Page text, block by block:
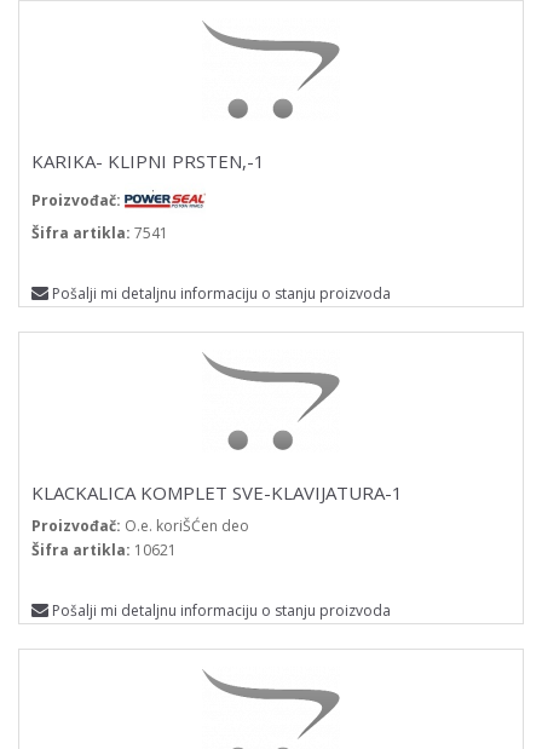
KARIKA- KLIPNI PRSTEN,-1
Proizvođač:
Šifra artikla: 7541
Pošalji mi detaljnu informaciju o stanju proizvoda
KLACKALICA KOMPLET SVE-KLAVIJATURA-1
Proizvođač: O.e. koriŠĆen deo
Šifra artikla: 10621
Pošalji mi detaljnu informaciju o stanju proizvoda